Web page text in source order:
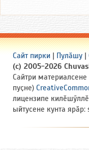
Сайт пирки | Пулӑшу |
(c) 2005-2026
Сайтри
пуҫне)
лицензипе
ыйтусене кунта